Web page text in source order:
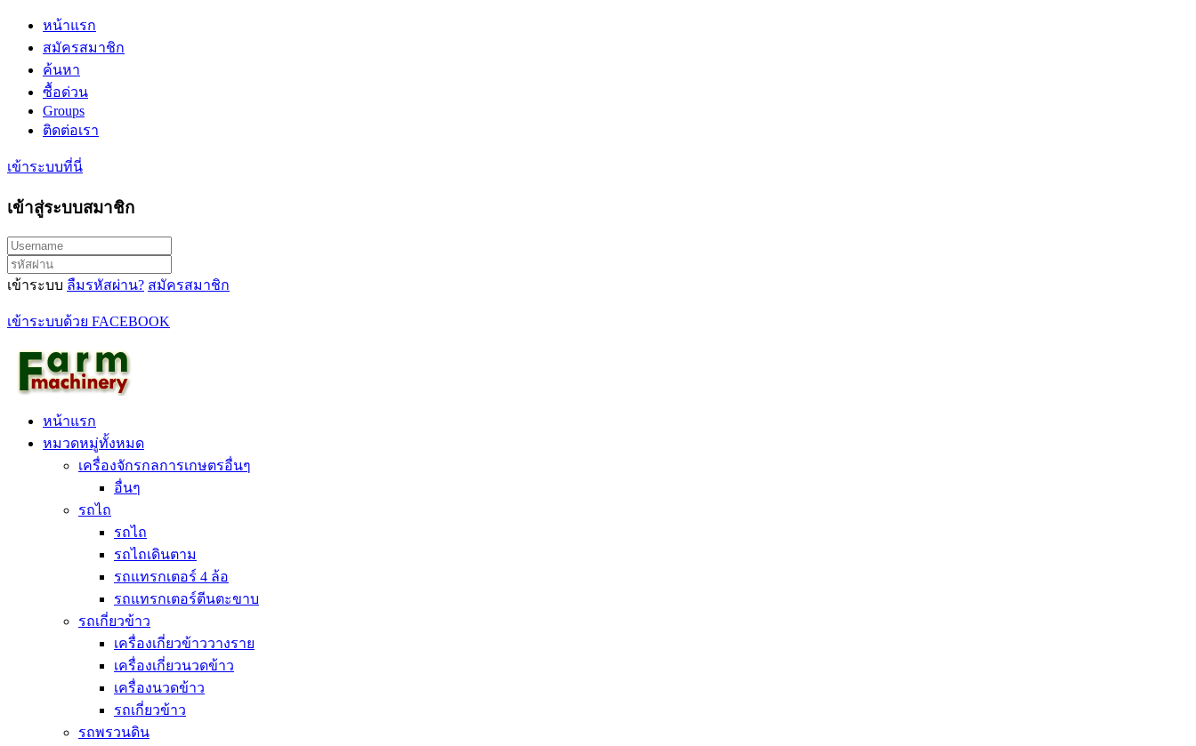
หน้าแรก
สมัครสมาชิก
ค้นหา
ซื้อด่วน
Groups
ติดต่อเรา
เข้าระบบที่นี่
เข้าสู่ระบบสมาชิก
เข้าระบบ ลืมรหัสผ่าน? สมัครสมาชิก
เข้าระบบด้วย FACEBOOK
หน้าแรก
หมวดหมู่ทั้งหมด
เครื่องจักรกลการเกษตรอื่นๆ
อื่นๆ
รถไถ
รถไถ
รถไถเดินตาม
รถแทรกเตอร์ 4 ล้อ
รถแทรกเตอร์ตีนตะขาบ
รถเกี่ยวข้าว
เครื่องเกี่ยวข้าววางราย
เครื่องเกี่ยวนวดข้าว
เครื่องนวดข้าว
รถเกี่ยวข้าว
รถพรวนดิน